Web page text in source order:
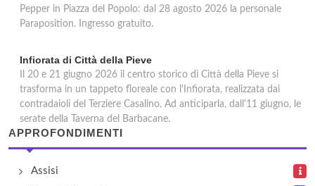
Pepper in Piazza del Popolo: dal 28 agosto 2026 la personale
Paraposition. Ingresso gratuito.
Infiorata di Città della Pieve
Il 20 e 21 giugno 2026 il centro storico di Città della Pieve si
trasforma in un tappeto floreale con l'Infiorata, realizzata dai
contradaioli del Terziere Casalino. Ad anticiparla, dall'11 giugno, le
serate della Taverna del Barbacane.
APPROFONDIMENTI
Assisi